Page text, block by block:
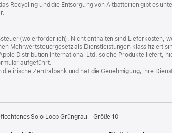
Recycling und die Entsorgung von Altbatterien gibt es
(wo erforderlich). Nicht enthalten sind Lieferkosten,
Mehrwertsteuergesetz als Dienstleistungen klassifiziert
Distribution International Ltd. solche Produkte liefert,
aufgeführt.
irische Zentralbank und hat die Genehmigung, ihre
Solo Loop Grüngrau - Größe 10